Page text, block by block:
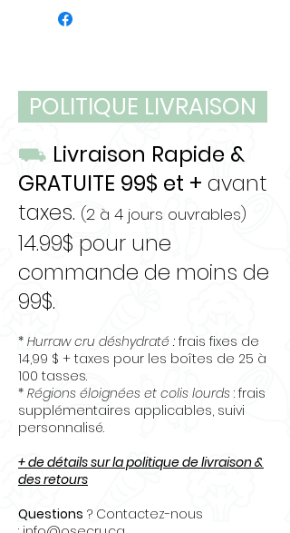
Unités : 3 unités (Petit), 1 (Large)
Emballage : Sous vide
POLITIQUE LIVRAISON
⛟ Livraison Rapide &
GRATUITE 99$ et + avant
taxes. (2 à 4 jours ouvrables)
14.99$ pour une
commande de moins de
99$.
* Hurraw cru déshydraté : frais fixes de
14,99 $ + taxes pour les boîtes de 25 à
100 tasses.
* Régions éloignées et colis lourds : frais
supplémentaires applicables, suivi
personnalisé.
+ de détails sur la politique de livraison &
des retours
Questions ? Contactez-nous